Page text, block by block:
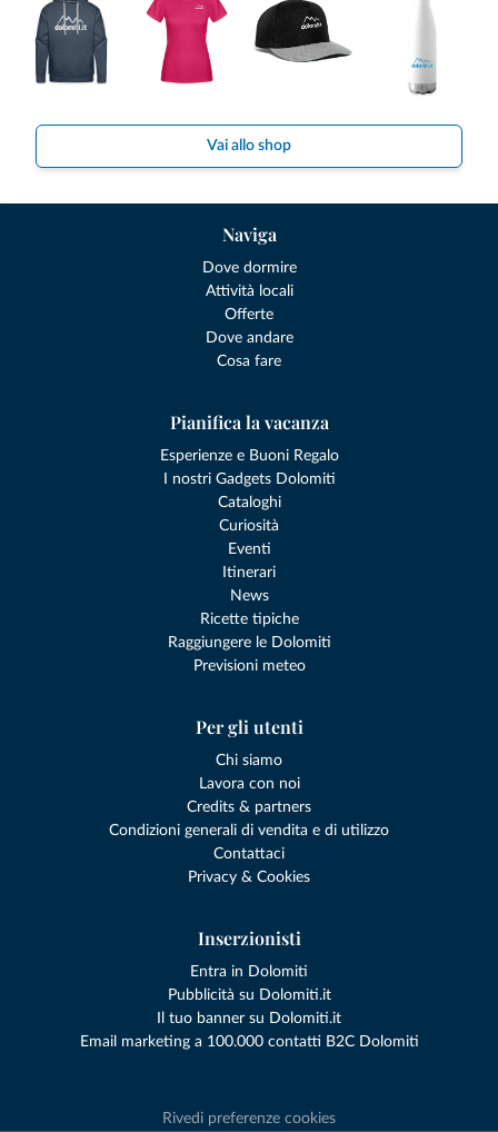
Vai allo shop
Naviga
Dove dormire
Attività locali
Offerte
Dove andare
Cosa fare
Pianifica la vacanza
Esperienze e Buoni Regalo
I nostri Gadgets Dolomiti
Cataloghi
Curiosità
Eventi
Itinerari
News
Ricette tipiche
Raggiungere le Dolomiti
Previsioni meteo
Per gli utenti
Chi siamo
Lavora con noi
Credits & partners
Condizioni generali di vendita e di utilizzo
Contattaci
Privacy & Cookies
Inserzionisti
Entra in Dolomiti
Pubblicità su Dolomiti.it
Il tuo banner su Dolomiti.it
Email marketing a 100.000 contatti B2C Dolomiti
Rivedi preferenze cookies